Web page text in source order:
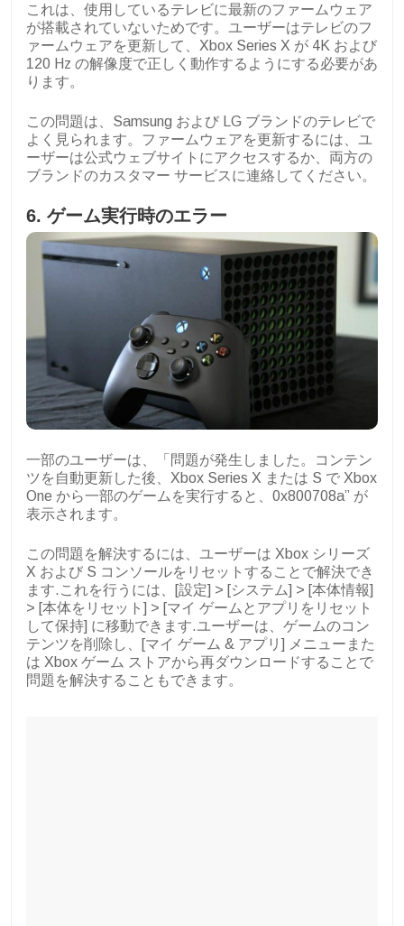
これは、使用しているテレビに最新のファームウェア
が搭載されていないためです。ユーザーはテレビのフ
ァームウェアを更新して、Xbox Series X が 4K および
120 Hz の解像度で正しく動作するようにする必要があ
ります。
この問題は、Samsung および LG ブランドのテレビで
よく見られます。ファームウェアを更新するには、ユ
ーザーは公式ウェブサイトにアクセスするか、両方の
ブランドのカスタマー サービスに連絡してください。
6. ゲーム実行時のエラー
一部のユーザーは、「問題が発生しました。コンテン
ツを自動更新した後、Xbox Series X または S で Xbox
One から一部のゲームを実行すると、0x800708a” が
表示されます。
この問題を解決するには、ユーザーは Xbox シリーズ
X および S コンソールをリセットすることで解決でき
ます.これを行うには、[設定] > [システム] > [本体情報]
> [本体をリセット] > [マイ ゲームとアプリをリセット
して保持] に移動できます.ユーザーは、ゲームのコン
テンツを削除し、[マイ ゲーム & アプリ] メニューまた
は Xbox ゲーム ストアから再ダウンロードすることで
問題を解決することもできます。